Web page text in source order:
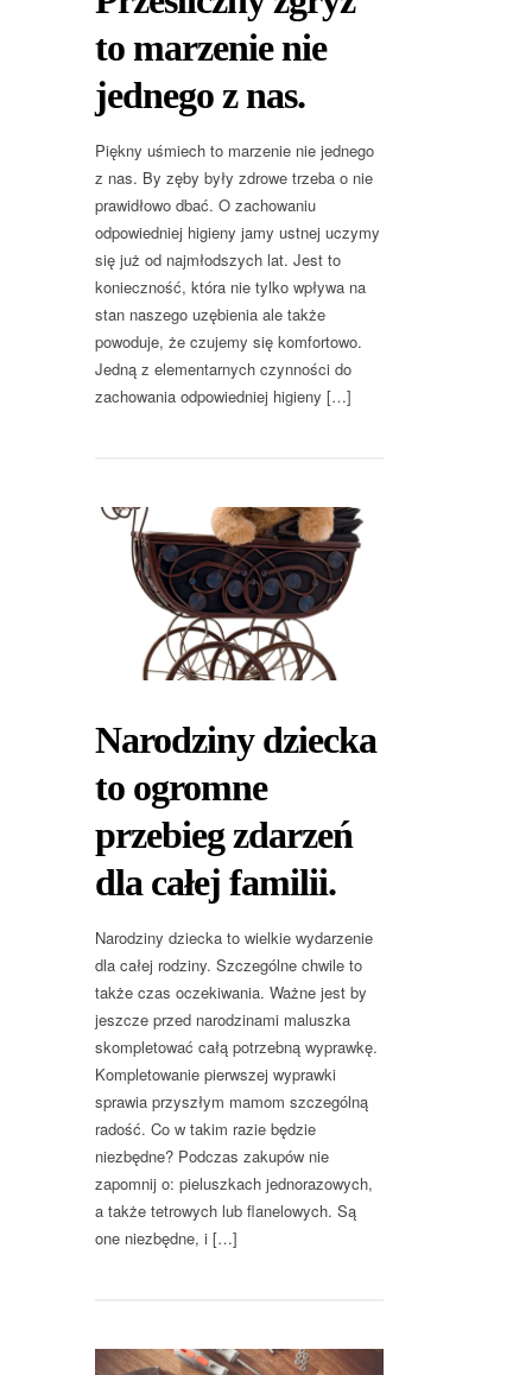
to marzenie nie
jednego z nas.
Piękny uśmiech to marzenie nie jednego
z nas. By zęby były zdrowe trzeba o nie
prawidłowo dbać. O zachowaniu
odpowiedniej higieny jamy ustnej uczymy
się już od najmłodszych lat. Jest to
konieczność, która nie tylko wpływa na
stan naszego uzębienia ale także
powoduje, że czujemy się komfortowo.
Jedną z elementarnych czynności do
zachowania odpowiedniej higieny […]
Narodziny dziecka
to ogromne
przebieg zdarzeń
dla całej familii.
Narodziny dziecka to wielkie wydarzenie
dla całej rodziny. Szczególne chwile to
także czas oczekiwania. Ważne jest by
jeszcze przed narodzinami maluszka
skompletować całą potrzebną wyprawkę.
Kompletowanie pierwszej wyprawki
sprawia przyszłym mamom szczególną
radość. Co w takim razie będzie
niezbędne? Podczas zakupów nie
zapomnij o: pieluszkach jednorazowych,
a także tetrowych lub flanelowych. Są
one niezbędne, i […]